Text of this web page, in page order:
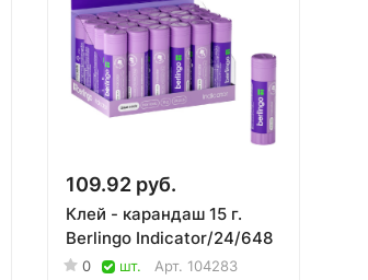
109.92 руб.
Клей - карандаш 15 г.
Berlingo Indicator/24/648
0 шт. Арт. 104283